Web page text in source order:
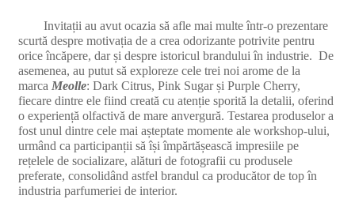
Invitații au avut ocazia să afle mai multe într-o prezentare
scurtă despre motivația de a crea odorizante potrivite pentru
orice încăpere, dar și despre istoricul brandului în industrie. De
asemenea, au putut să exploreze cele trei noi arome de la
marca Meolle: Dark Citrus, Pink Sugar și Purple Cherry,
fiecare dintre ele fiind creată cu atenție sporită la detalii, oferind
o experiență olfactivă de mare anvergură. Testarea produselor a
fost unul dintre cele mai așteptate momente ale workshop-ului,
urmând ca participanții să își împărtășească impresiile pe
rețelele de socializare, alături de fotografii cu produsele
preferate, consolidând astfel brandul ca producător de top în
industria parfumeriei de interior.